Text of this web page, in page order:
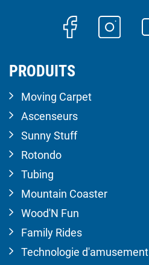
PRODUITS
Moving Carpet
Ascenseurs
Sunny Stuff
Rotondo
Tubing
Mountain Coaster
Wood'N Fun
Family Rides
Technologie d'amusement